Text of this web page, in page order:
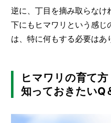
逆に、丁目を摘み取らなけ
下にもヒマワリという感じ
は、特に何もする必要はあ
ヒマワリの育て
知っておきたいQ